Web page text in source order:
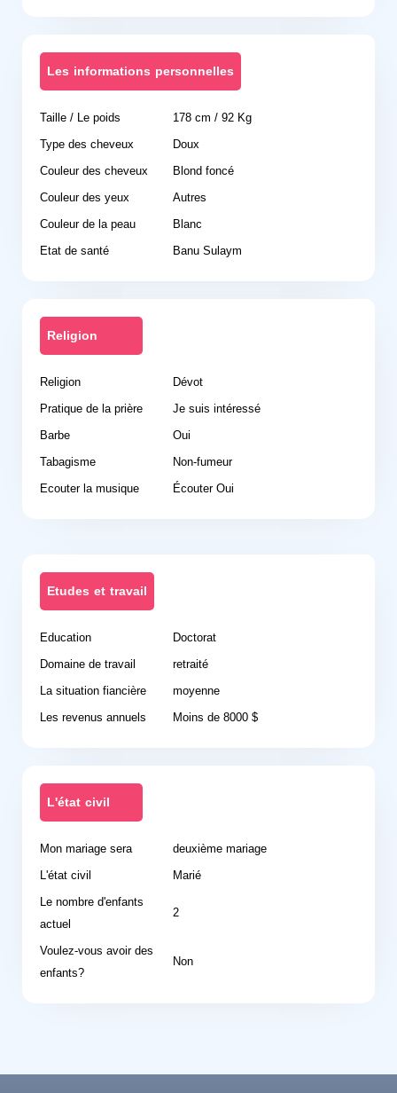
Les informations personnelles
Taille / Le poids
178 cm / 92 Kg
Type des cheveux
Doux
Couleur des cheveux
Blond foncé
Couleur des yeux
Autres
Couleur de la peau
Blanc
Etat de santé
Banu Sulaym
Religion
Religion
Dévot
Pratique de la prière
Je suis intéressé
Barbe
Oui
Tabagisme
Non-fumeur
Ecouter la musique
Écouter Oui
Etudes et travail
Education
Doctorat
Domaine de travail
retraité
La situation fiancière
moyenne
Les revenus annuels
Moins de 8000 $
L'état civil
Mon mariage sera
deuxième mariage
L'état civil
Marié
Le nombre d'enfants
actuel
2
Voulez-vous avoir des
enfants?
Non